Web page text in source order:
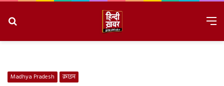
Madhya Pradesh क्राइम